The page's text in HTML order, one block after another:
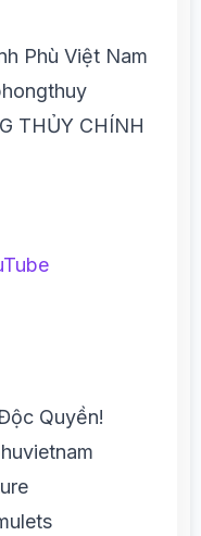
Phù Việt Nam
THỦY CHÍNH
Quyền!